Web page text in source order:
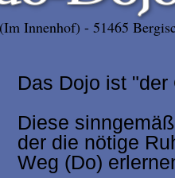
Innenhof) - 51465
Das Dojo ist
Diese
der die nötige
Weg (Do)